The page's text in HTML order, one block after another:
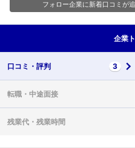
フォロー企業に新着口コミが
企業
口コミ・ 評判 3
転職・ 中途面接
残業代・ 残業時間